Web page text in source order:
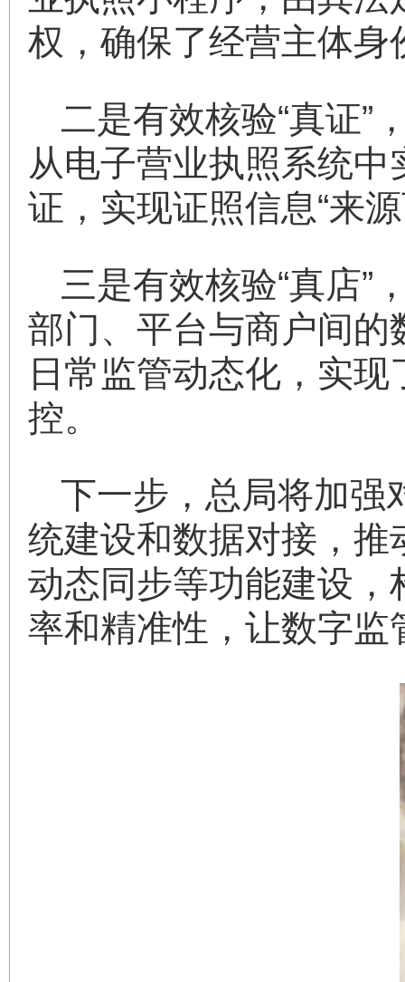
权，确保了经营主体身
二是有效核验“真证”
从电子营业执照系统
证，实现证照信息“来
三是有效核验“真店”
部门、平台与商户间
日常监管动态化，实
控。
下一步，总局将加强
统建设和数据对接，
动态同步等功能建设
率和精准性，让数字